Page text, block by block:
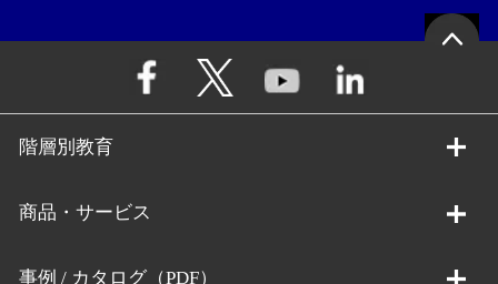
階層別教育
商品・サービス
事例 / カタログ（PDF）